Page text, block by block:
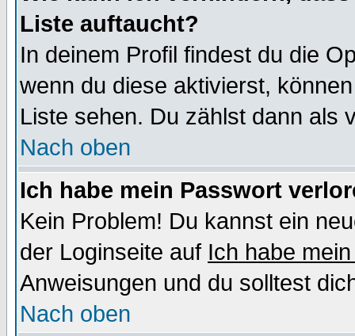
Liste auftaucht?
In deinem Profil findest du die
wenn du diese aktivierst,
Liste sehen. Du zählst dann als
Nach oben
Ich habe mein Passwort
Kein Problem! Du kannst ein
der Loginseite auf Ich habe
Anweisungen und du solltest
Nach oben